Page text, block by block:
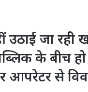
उठाई जा रही
के बीच
आपरेटर से